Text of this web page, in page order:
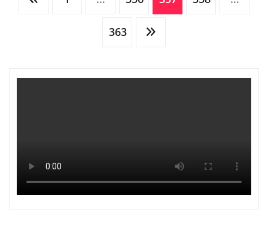
pagination363